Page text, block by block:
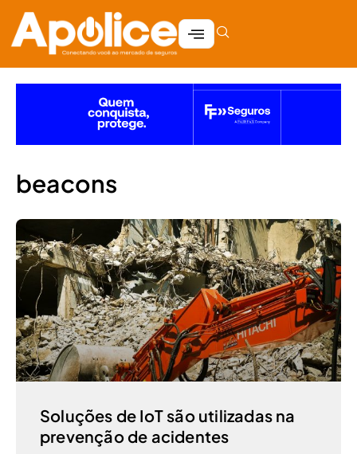
beacons
Soluções de IoT são utilizadas na
prevenção de acidentes